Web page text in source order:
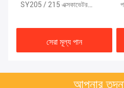
SY205 / 215 এক্সকাভেটর
সেরা মূল্য পান
আপনার